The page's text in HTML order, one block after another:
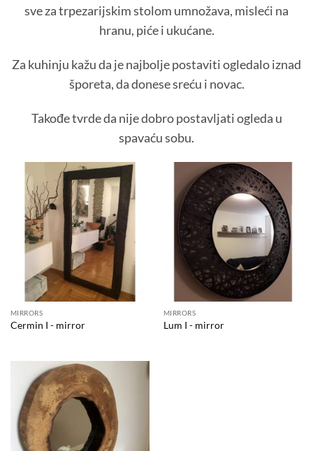
sve za trpezarijskim stolom umnožava, misleći na
hranu, piće i ukućane.
Za kuhinju kažu da je najbolje postaviti ogledalo iznad
šporeta, da donese sreću i novac.
Takođe tvrde da nije dobro postavljati ogleda u
spavaću sobu.
MIRRORS
Cermin I - mirror
MIRRORS
Lum I - mirror